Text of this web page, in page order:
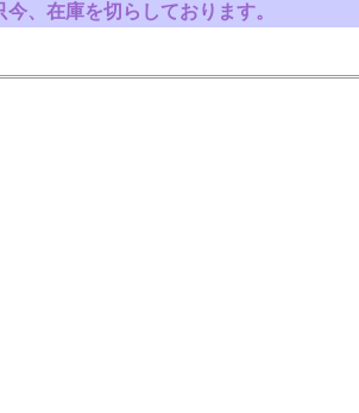
今、在庫を切らしております。